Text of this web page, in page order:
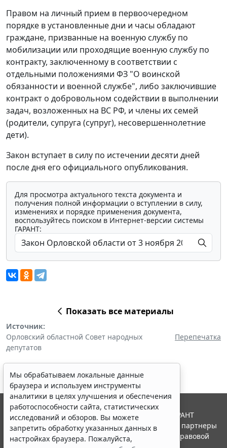
Правом на личный прием в первоочередном
порядке в установленные дни и часы обладают
граждане, призванные на военную службу по
мобилизации или проходящие военную службу по
контракту, заключенному в соответствии с
отдельными положениями ФЗ "О воинской
обязанности и военной службе", либо заключившие
контракт о добровольном содействии в выполнении
задач, возложенных на ВС РФ, и члены их семей
(родители, супруга (супруг), несовершеннолетние
дети).
Закон вступает в силу по истечении десяти дней
после дня его официального опубликования.
Для просмотра актуального текста документа и
получения полной информации о вступлении в силу,
изменениях и порядке применения документа,
воспользуйтесь поиском в Интернет-версии системы
ГАРАНТ:
Показать все материалы
Источник:
Орловский областной Совет народных
депутатов
Перепечатка
Мы обрабатываем локальные данные
браузера и используем инструменты
аналитики в целях улучшения и обеспечения
работоспособности сайта, статистических
исследований и обзоров. Вы можете
запретить обработку указанных данных в
настройках браузера. Пожалуйста,
© ООО "НПП "ГАРАНТ-СЕРВИС", 2026. Система ГАРАНТ
выпускается с 1990 года. Компания "Гарант" и ее партнеры
являются участниками Российской ассоциации правовой